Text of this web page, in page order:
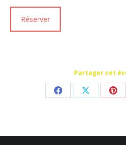
Réserver
Partager cet
PartagerPartager